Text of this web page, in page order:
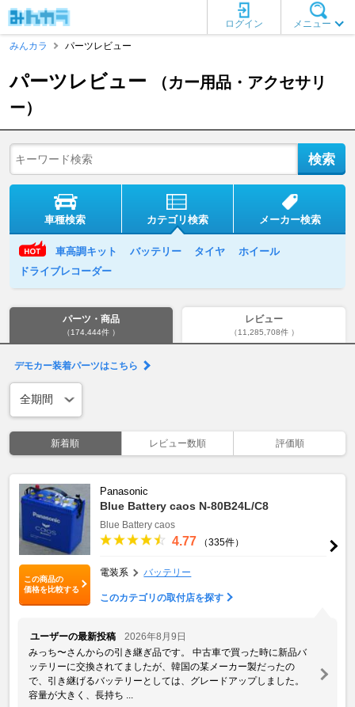
メニュー
ログイン
みんカラ
パーツレビュー
パーツレビュー
（カー用品・アクセサリ
ー）
車種検索 カテゴリ検索 メーカー検索
車高調キット バッテリー タイヤ
ホイール
ドライブレコーダー
パーツ・商品
（174,444件 ）
レビュー
（11,285,708件 ）
デモカー装着パーツはこちら
新着順 レビュー数順 評価順
この商品の
価格を比較する
Panasonic
Blue Battery caos N-80B24L/C8
Blue Battery caos
4.77 （335件）
電装系 バッテリー
このカテゴリの取付店を探す
ユーザーの最新投稿
2026年8月9日
みっち〜さんからの引き継ぎ品です。 中古車で買った時に新品バ
ッテリーに交換されてましたが、韓国の某メーカー製だったの
で、引き継げるバッテリーとしては、グレードアップしました。
容量が大きく、長持ち ...